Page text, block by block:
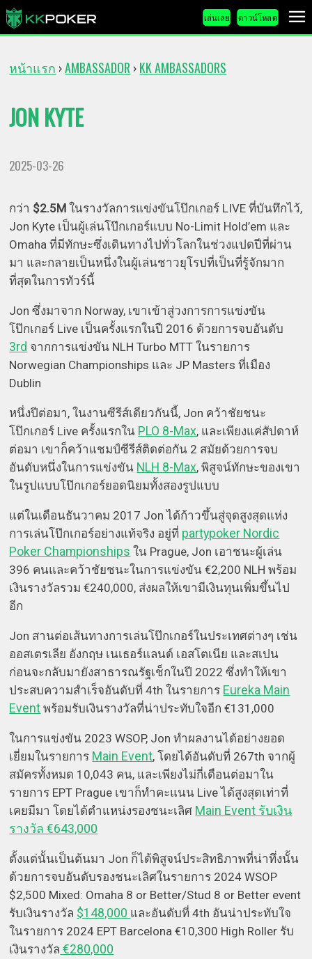
เล่นเลย ดาวน์โหลด
หน้าแรก ›AMBASSADOR › KK AMBASSADORS
JON KYTE
2025-03-26
กว่า $2.5M ในรางวัลการแข่งขันโป๊กเกอร์ LIVE ที่บันทึกไว้,
Jon Kyte เป็นผู้เล่นโป๊กเกอร์แบบ No-Limit Hold’em และ
Omaha ที่มีทักษะซึ่งเดินทางไปทั่วโลกในช่วงแปดปีที่ผ่าน
มา และกลายเป็นหนึ่งในผู้เล่นชาวยุโรปที่เป็นที่รู้จักมาก
ที่สุดในการทัวร์นี้
Jon ซึ่งมาจาก Norway, เขาเข้าสู่วงการการแข่งขัน
โป๊กเกอร์ Live เป็นครั้งแรกในปี 2016 ด้วยการจบอันดับ
3rd จากการแข่งขัน NLH Turbo MTT ในรายการ
Norwegian Championships และ JP Masters ที่เมือง
Dublin
หนึ่งปีต่อมา, ในงานซีรีส์เดียวกันนี้, Jon คว้าชัยชนะ
โป๊กเกอร์ Live ครั้งแรกใน PLO 8-Max, และเพียงแค่สัปดาห์
ต่อมา เขาก็คว้าแชมป์ซีรีส์ติดต่อกัน 2 สมัยด้วยการจบ
อันดับหนึ่งในการแข่งขัน NLH 8-Max, พิสูจน์ทักษะของเขา
ในรูปแบบโป๊กเกอร์ยอดนิยมทั้งสองรูปแบบ
แต่ในเดือนธันวาคม 2017 Jon ได้ก้าวขึ้นสู่จุดสูงสุดแห่ง
การเล่นโป๊กเกอร์อย่างแท้จริง อยู่ที่ partypoker Nordic
Poker Championships ใน Prague, Jon เอาชนะผู้เล่น
396 คนและคว้าชัยชนะในการแข่งขัน €2,200 NLH พร้อม
เงินรางวัลรวม €240,000, ส่งผลให้เขามีเงินทุนเพิ่มขึ้นไป
อีก
Jon สานต่อเส้นทางการเล่นโป๊กเกอร์ในประเทศต่างๆ เช่น
ออสเตรเลีย อังกฤษ เนเธอร์แลนด์ เอสโตเนีย และสเปน
ก่อนจะกลับมายังสาธารณรัฐเช็กในปี 2022 ซึ่งทำให้เขา
ประสบความสำเร็จอันดับที่ 4th ในรายการ Eureka Main
Event พร้อมรับเงินรางวัลที่น่าประทับใจอีก €131,000
ในการแข่งขัน 2023 WSOP, Jon ทำผลงานได้อย่างยอด
เยี่ยมในรายการ Main Event, โดยได้อันดับที่ 267th จากผู้
สมัครทั้งหมด 10,043 คน, และเพียงไม่กี่เดือนต่อมาใน
รายการ EPT Prague เขาก็ทำคะแนน Live ได้สูงสุดเท่าที่
เคยมีมา โดยได้ตำแหน่งรองชนะเลิศ Main Event รับเงิน
รางวัล €643,000
ตั้งแต่นั้นเป็นต้นมา Jon ก็ได้พิสูจน์ประสิทธิภาพที่น่าทึ่งนั้น
ด้วยการจบอันดับรองชนะเลิศในรายการ 2024 WSOP
$2,500 Mixed: Omaha 8 or Better/Stud 8 or Better event
รับเงินรางวัล $148,000 และอันดับที่ 4th อันน่าประทับใจ
ในรายการ 2024 EPT Barcelona €10,300 High Roller รับ
เงินรางวัล €280,000